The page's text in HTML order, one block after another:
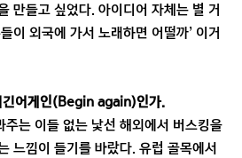
만들고 싶었다. 아이디어 자체는 별 거
이 외국에 가서 노래하면 어떨까’ 이거
긴어게인(Begin again)인가.
주는 이들 없는 낯선 해외에서 버스킹을
느낌이 들기를 바랐다. 유럽 골목에서